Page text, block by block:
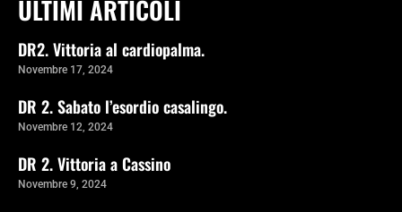
ULTIMI ARTICOLI
DR2. Vittoria al cardiopalma.
Novembre 17, 2024
DR 2. Sabato l’esordio casalingo.
Novembre 12, 2024
DR 2. Vittoria a Cassino
Novembre 9, 2024